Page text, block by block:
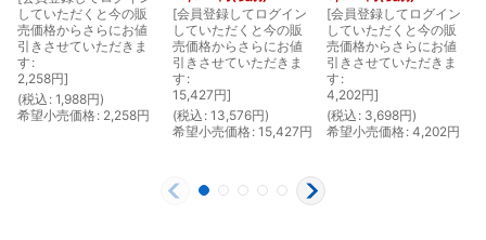
していただくと今の販
売価格からさらにお値
引きさせていただきま
す :
2,258円]
(税込 : 1,988円)
希望小売価格: 2,258円
[会員登録してログイン
していただくと今の販
売価格からさらにお値
引きさせていただきま
す :
15,427円]
(税込 : 13,576円)
希望小売価格: 15,427円
[会員登録してログイン
していただくと今の販
売価格からさらにお値
引きさせていただきま
す :
4,202円]
(税込 : 3,698円)
希望小売価格: 4,202円